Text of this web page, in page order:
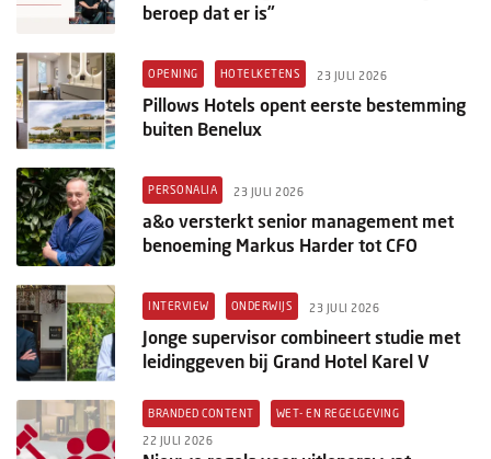
beroep dat er is”
OPENING HOTELKETENS 23 JULI 2026
Pillows Hotels opent eerste bestemming
buiten Benelux
PERSONALIA 23 JULI 2026
a&o versterkt senior management met
benoeming Markus Harder tot CFO
INTERVIEW ONDERWIJS 23 JULI 2026
Jonge supervisor combineert studie met
leidinggeven bij Grand Hotel Karel V
BRANDED CONTENT WET- EN REGELGEVING
22 JULI 2026